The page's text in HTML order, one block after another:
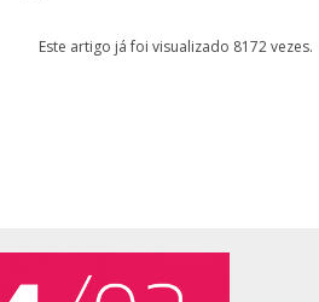
Este artigo já foi visualizado 8172 vezes.